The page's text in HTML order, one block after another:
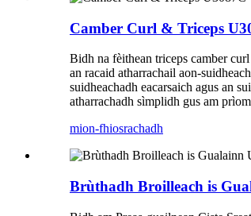
Camber Curl & Triceps
Bidh na fèithean triceps camber
an racaid atharrachail aon-
suidheachadh eacarsaich agus an
atharrachadh sìmplidh gus am
mion-fhiosrachadh
Brùthadh Broilleach is